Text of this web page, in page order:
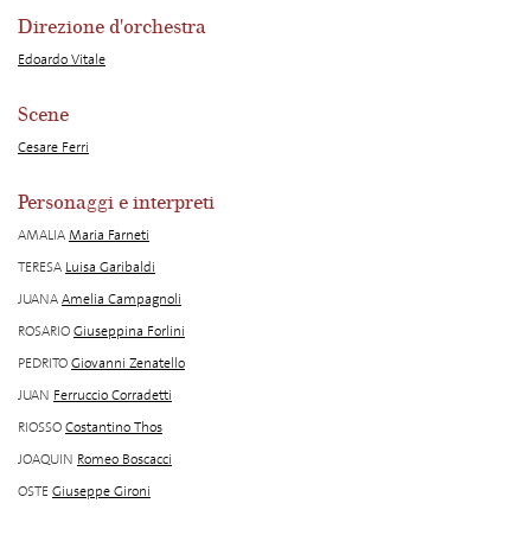
Direzione d'orchestra
Edoardo Vitale
Scene
Cesare Ferri
Personaggi e interpreti
AMALIAMaria Farneti
TERESA Luisa Garibaldi
JUANAAmelia Campagnoli
ROSARIOGiuseppina Forlini
PEDRITOGiovanni Zenatello
JUAN Ferruccio Corradetti
RIOSSOCostantino Thos
JOAQUIN Romeo Boscacci
OSTEGiuseppe Gironi